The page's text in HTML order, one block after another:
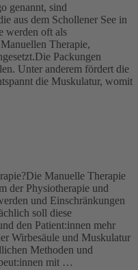
genannt, sind
aus dem Schollener See in
werden oft als
Therapie,
Packungen
Unter anderem fördert die
die Muskulatur, womit
Manuelle Therapie
der Physiotherapie und
und Einschränkungen
soll diese
den Patient:innen mehr
Wirbesäule und Muskulatur
Methoden und
mit …